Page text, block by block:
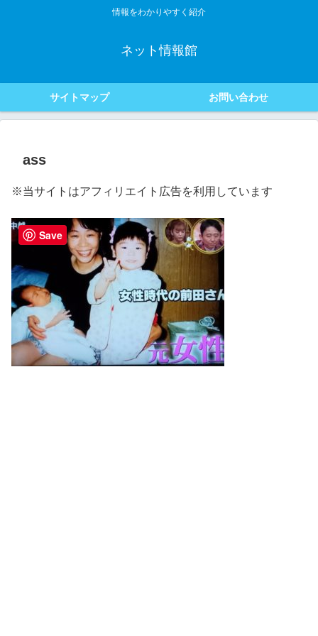
情報をわかりやすく紹介
ネット情報館
サイトマップ お問い合わせ
ass
※当サイトはアフィリエイト広告を利用しています
Save